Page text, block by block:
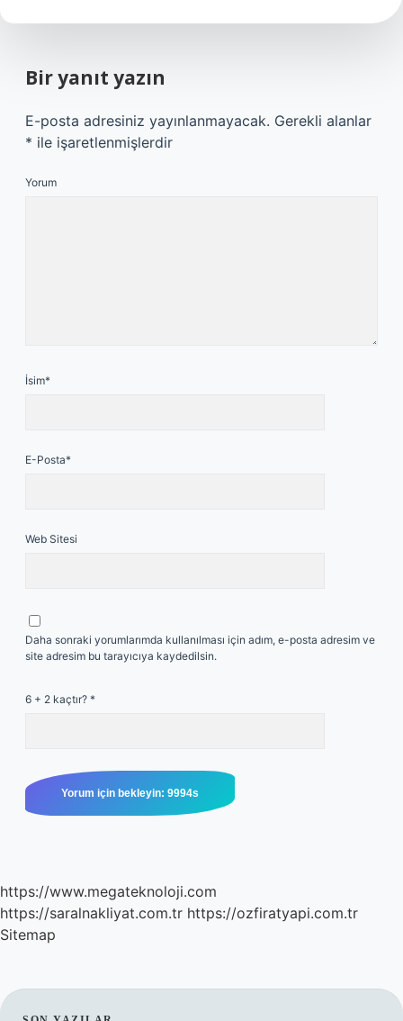
Bir yanıt yazın
E-posta adresiniz yayınlanmayacak. Gerekli alanlar
* ile işaretlenmişlerdir
Yorum
İsim*
E-Posta*
Web Sitesi
Daha sonraki yorumlarımda kullanılması için adım, e-posta adresim ve
site adresim bu tarayıcıya kaydedilsin.
6 + 2 kaçtır? *
https://www.megateknoloji.com
https://saralnakliyat.com.tr https://ozfiratyapi.com.tr
Sitemap